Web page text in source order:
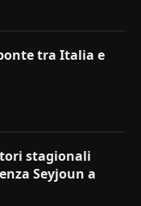
tra Italia e
stagionali
Seyjoun a